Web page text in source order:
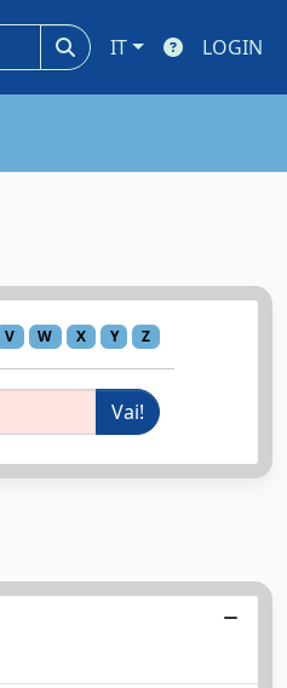
IT LOGIN
V W X Y Z